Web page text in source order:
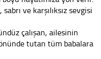
ve karşılıksız sevgisi
çalışan, ailesinin
tutan tüm babalara